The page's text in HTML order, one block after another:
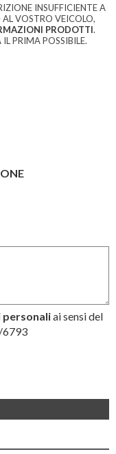
INSUFFICIENTE A
VOSTRO VEICOLO,
PRODOTTI.
PRIMA POSSIBILE.
ai sensi del
6793